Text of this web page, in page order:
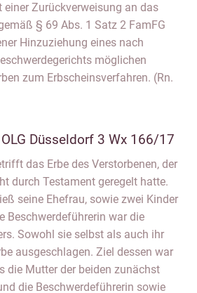
Zurückverweisung an das
§ 69 Abs. 1 Satz 2 FamFG
Hinzuziehung eines nach
möglichen
zum Erbscheinsverfahren. (Rn.
OLG Düsseldorf 3 Wx 166/17
das Erbe des Verstorbenen, der
durch Testament geregelt hatte.
seine Ehefrau, sowie zwei Kinder
Beschwerdeführerin war die
Sowohl sie selbst als auch ihr
ausgeschlagen. Ziel dessen war
die Mutter der beiden zunächst
die Beschwerdeführerin sowie